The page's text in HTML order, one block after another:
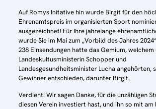
Auf Romys Initative hin wurde Birgit für den
Ehrenamtspreis im organisierten Sport
ausgezeichnet! Für Ihre jahrelange
wurde Sie im Mai zum „Vorbild des Jahres
238 Einsendungen hatte das Gemium,
Landeskultusministerin Schopper und
Landesgesundheitsminister Lucha angehörten,
Gewinner entschieden, darunter Birgit.
Verdient! Wir sagen Danke, für die unzähligen
diesen Verein investiert hast, und ihn so mit am